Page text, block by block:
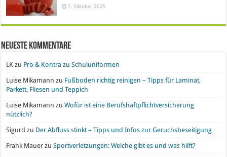
7. Oktober 2025
Neueste Kommentare
LK zu Pro & Kontra zu Schuluniformen
Luise Mikamann zu Fußboden richtig reinigen – Tipps für Laminat,
Parkett, Fliesen und Teppich
Luise Mikamann zuWofür ist eine Berufshaftpflichtversicherung
nützlich?
Sigurd zu Der Abfluss stinkt – Tipps und Infos zur Geruchsbeseitigung
Frank Mauer zuSportverletzungen: Welche gibt es und was hilft?